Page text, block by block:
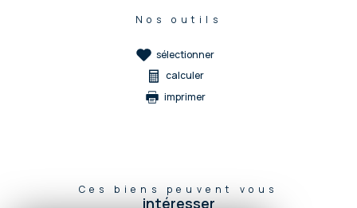
Nos outils
sélectionner
calculer
imprimer
Ces biens peuvent vous
intéresser